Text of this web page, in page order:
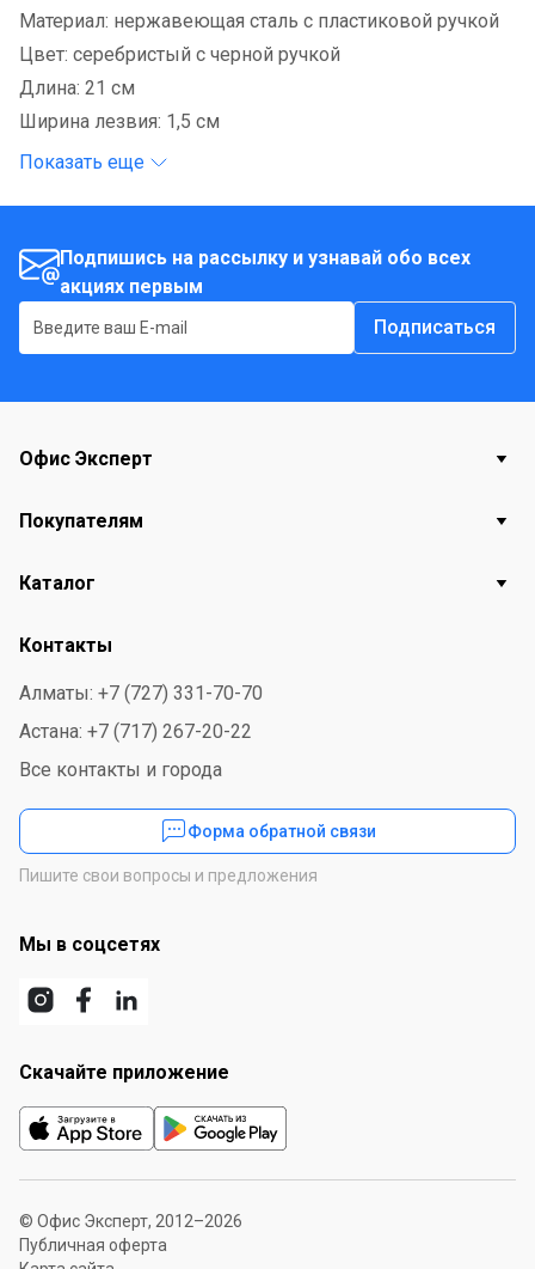
Материал: нержавеющая сталь с пластиковой ручкой
Цвет: серебристый с черной ручкой
Длина: 21 см
Ширина лезвия: 1,5 см
Показать еще
Подпишись на рассылку и узнавай обо всех
акциях первым
Подписаться
Офис Эксперт
Покупателям
Каталог
Контакты
Алматы: +7 (727) 331-70-70
Астана: +7 (717) 267-20-22
Все контакты и города
Форма обратной связи
Пишите свои вопросы и предложения
Мы в соцсетях
Скачайте приложение
© Офис Эксперт, 2012–2026
Публичная оферта